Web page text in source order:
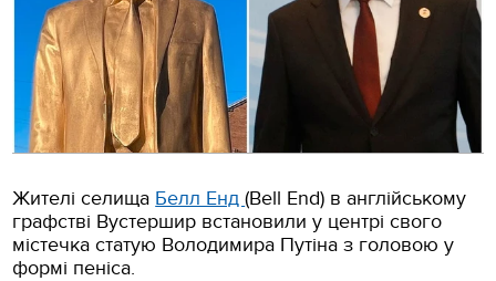
Жителі селища Белл Енд(Bell Еnd) в англійському
графстві Вустершир встановили у центрі свого
містечка статую Володимира Путіна з головою у
формі пеніса.